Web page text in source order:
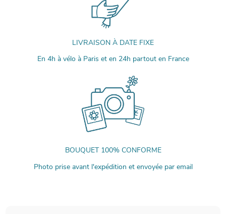
LIVRAISON À DATE FIXE
En 4h à vélo à Paris et en 24h partout en France
BOUQUET 100% CONFORME
Photo prise avant l'expédition et envoyée par email